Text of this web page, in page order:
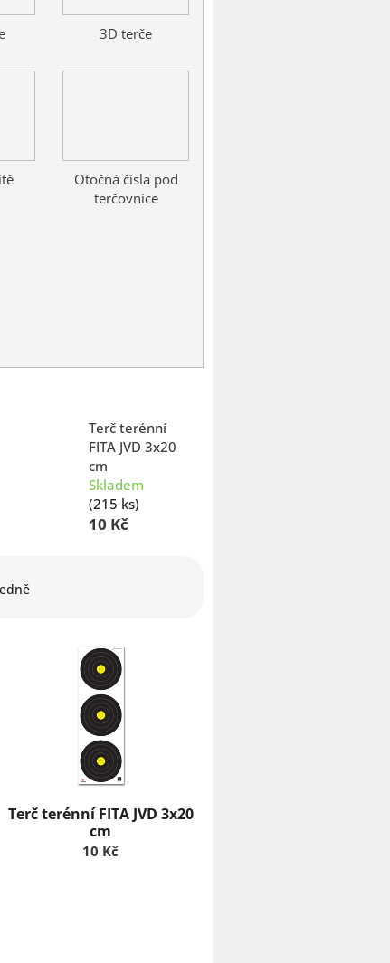
3D terče
Otočná čísla pod
terčovnice
Terč terénní
FITA JVD 3x20
cm
Skladem
(215 ks)
10 Kč
Terč terénní FITA JVD 3x20
cm
10 Kč